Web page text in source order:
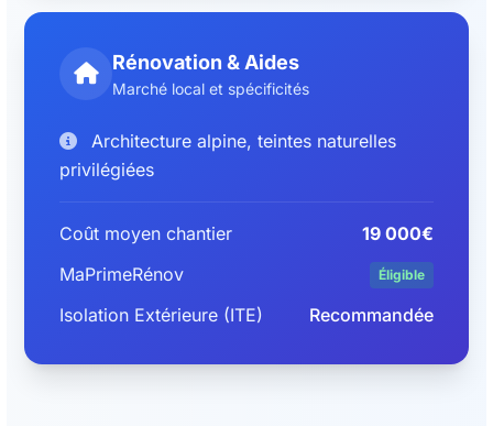
Rénovation & Aides
Marché local et spécificités
Architecture alpine, teintes naturelles
privilégiées
Coût moyen chantier
19 000€
MaPrimeRénov
Éligible
Isolation Extérieure (ITE) Recommandée